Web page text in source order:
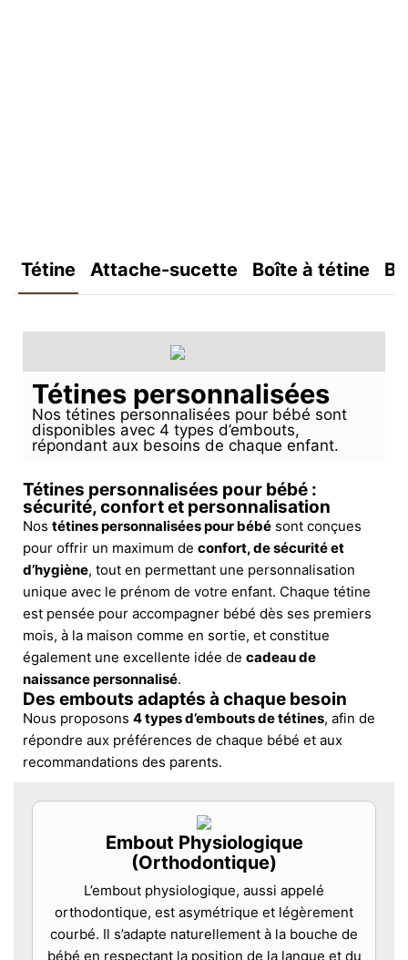
Tétine Attache-sucette Boîte à tétine
Tétines personnalisées
Nos tétines personnalisées pour bébé sont
disponibles avec 4 types d’embouts,
répondant aux besoins de chaque enfant.
Tétines personnalisées pour bébé :
sécurité, confort et personnalisation
Nos tétines personnalisées pour bébé sont conçues
pour offrir un maximum de confort, de sécurité et
d’hygiène, tout en permettant une personnalisation
unique avec le prénom de votre enfant. Chaque tétine
est pensée pour accompagner bébé dès ses premiers
mois, à la maison comme en sortie, et constitue
également une excellente idée de cadeau de
naissance personnalisé.
Des embouts adaptés à chaque besoin
Nous proposons 4 types d’embouts de tétines, afin de
répondre aux préférences de chaque bébé et aux
recommandations des parents.
Embout Physiologique
(Orthodontique)
L’embout physiologique, aussi appelé
orthodontique, est asymétrique et légèrement
courbé. Il s’adapte naturellement à la bouche de
bébé en respectant la position de la langue et du